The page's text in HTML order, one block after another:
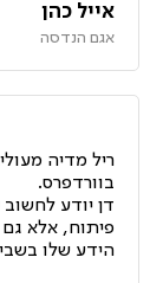
אייל כהן
אגם הנדסה
ריל מדיה
בוורדפרס.
דן יודע
פיתוח, אלא גם
הידע שלו